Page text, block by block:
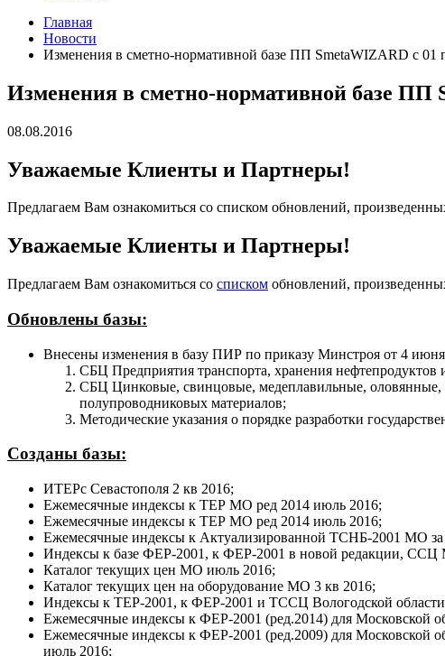
Главная
Новости
Изменения в сметно-нормативной базе ПП SmetaWIZARD c 01
Изменения в сметно-нормативной базе ПП
08.08.2016
Уважаемые Клиенты и Партнеры!
Предлагаем Вам ознакомиться со списком обновлений,
Уважаемые Клиенты и Партнеры!
Предлагаем Вам ознакомиться со списком обновлений,
Обновлены базы:
Внесены изменения в базу ПИР по приказу Минстроя от 4
СБЦ Предприятия транспорта, хранения нефтепродуктов
СБЦ Цинковые, свинцовые, медеплавильные, оловянные,
полупроводниковых материалов;
Методические указания о порядке разработки
Созданы базы:
ИТЕРс Севастополя 2 кв 2016;
Ежемесячные индексы к ТЕР МО ред 2014 июль 2016;
Ежемесячные индексы к ТЕР МО ред 2014 июль 2016;
Ежемесячные индексы к Актуализированной ТСНБ-2001 МО
Индексы к базе ФЕР-2001, к ФЕР-2001 в новой редакции, ССЦ
Каталог текущих цен МО июль 2016;
Каталог текущих цен на оборудование МО 3 кв 2016;
Индексы к ТЕР-2001, к ФЕР-2001 и ТССЦ Вологодской области
Ежемесячные индексы к ФЕР-2001 (ред.2014) для Московской
Ежемесячные индексы к ФЕР-2001 (ред.2009) для Московской
июль 2016;